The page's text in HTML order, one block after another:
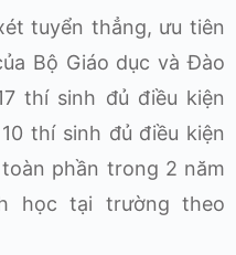
tuyển thẳng, ưu tiên
Bộ Giáo dục và Đào
thí sinh đủ điều kiện
thí sinh đủ điều kiện
phần trong 2 năm
học tại trường theo